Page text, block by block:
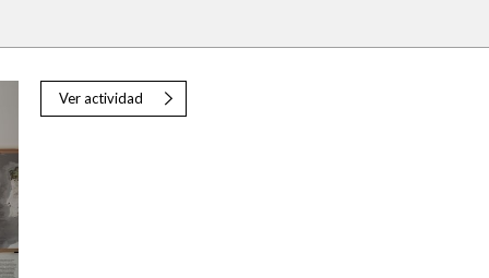
Ver actividad